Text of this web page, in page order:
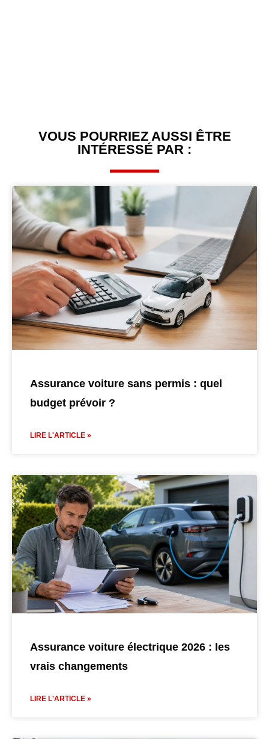
VOUS POURRIEZ AUSSI ÊTRE
INTÉRESSÉ PAR :
Assurance voiture sans permis : quel
budget prévoir ?
LIRE L'ARTICLE »
Assurance voiture électrique 2026 : les
vrais changements
LIRE L'ARTICLE »